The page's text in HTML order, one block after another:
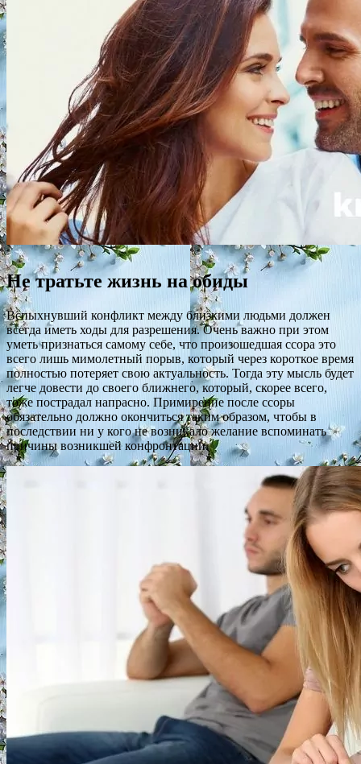
Не тратьте жизнь на обиды
Вспыхнувший конфликт между близкими людьми должен
всегда иметь ходы для разрешения. Очень важно при этом
уметь признаться самому себе, что произошедшая ссора это
всего лишь мимолетный порыв, который через короткое время
полностью потеряет свою актуальность. Тогда эту мысль будет
легче довести до своего ближнего, который, скорее всего,
тоже пострадал напрасно. Примирение после ссоры
обязательно должно окончиться таким образом, чтобы в
последствии ни у кого не возникало желание вспоминать
причины возникшей конфронтации.